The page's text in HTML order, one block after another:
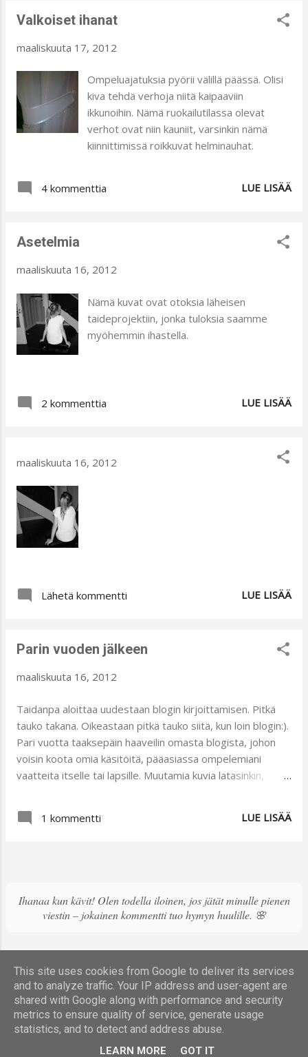
Valkoiset ihanat
maaliskuuta 17, 2012
Ompeluajatuksia pyörii välillä päässä. Olisi
kiva tehdä verhoja niitä kaipaaviin
ikkunoihin. Nämä ruokailutilassa olevat
verhot ovat niin kauniit, varsinkin nämä
kiinnittimissä roikkuvat helminauhat.
4 kommenttia LUE LISÄÄ
Asetelmia
maaliskuuta 16, 2012
Nämä kuvat ovat otoksia läheisen
taideprojektiin, jonka tuloksia saamme
myöhemmin ihastella.
2 kommenttia LUE LISÄÄ
maaliskuuta 16, 2012
Lähetä kommentti LUE LISÄÄ
Parin vuoden jälkeen
maaliskuuta 16, 2012
Taidanpa aloittaa uudestaan blogin kirjoittamisen. Pitkä
tauko takana. Oikeastaan pitkä tauko siitä, kun loin blogin:).
Pari vuotta taaksepäin haaveilin omasta blogista, johon
voisin koota omia käsitöitä, pääasiassa ompelemiani
vaatteita itselle tai lapsille. Muutamia kuvia latasinkin,
vuoden hiljaisuus. Tuona aikana olen kyllä sitäkin
ahkerammin vieraillut muiden ystävien ja
kuvata ompelemiani vaatteita ja saada itsekin ja antaa
muillekin blogissani vieraileville ystävilleni iloa ja piritystä
1 kommentti LUE LISÄÄ
Ihanaa kun kävit! Olen todella iloinen, jos jätät minulle pienen
viestin – jokainen kommentti tuo hymyn huulille. 🌸
This site uses cookies from Google to deliver its services
and to analyze traffic. Your IP address and user-agent are
shared with Google along with performance and security
metrics to ensure quality of service, generate usage
statistics, and to detect and address abuse.
LEARN MORE GOT IT